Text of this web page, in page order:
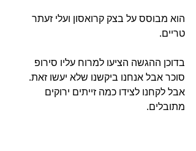
הוא מבוסס על בצק קרואסון ועלי זעתר
טריים.
בדוכן ההגשה הציעו למרוח עליו סירופ
סוכר אבל אנחנו ביקשנו שלא יעשו זאת.
אבל לקחנו לצידו כמה זייתים ירוקים
מתובלים.